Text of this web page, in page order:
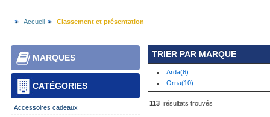
Accueil Classement et présentation
CATÉGORIES
MARQUES
Accessoires cadeaux
TRIER PAR MARQUE
Arda(6)
Orna(10)
113 résultats trouvés